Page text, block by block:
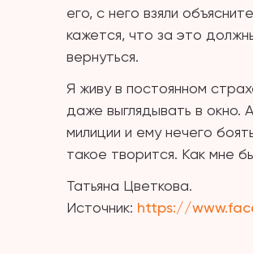
его, с него взяли
кажется, что за это
вернуться.
Я живу в постоянном
даже выглядывать в окно.
милиции и ему нечего
такое творится. Как мне
Татьяна Цветкова.
Источник: https://